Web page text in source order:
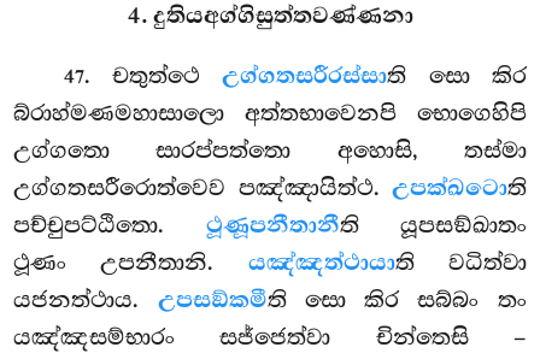
4. දුතියඅග්ගිසුත්තවණ්ණනා
47. චතුත්ථෙඋග්ගතසරීරස්සාති සො කිර
බ්රාහ්මණමහාසාලො අත්තභාවෙනපි භොගෙහිපි
උග්ගතො සාරප්පත්තො අහොසි, තස්මා
උග්ගතසරීරොත්වෙව පඤ්ඤායිත්ථ. උපක්ඛටොති
පච්චුපට්ඨිතො. ථූණූපනීතානීති යූපසඞ්ඛාතං
ථූණං උපනීතානි. යඤ්ඤත්ථායාති වධිත්වා
යජනත්ථාය. උපසඞ්කමීති සොකිර සබ්බං තං
යඤ්ඤසම්භාරං සජ්ජෙත්වා චින්තෙසි –